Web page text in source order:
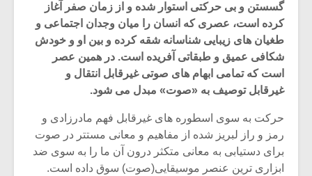
گسستن و بی حرکتی استوار شده و از زمان صفر آغاز
کرده است، عصری که انسان را میان وجدان اجتماعی و
طغیان های زیبایی شناسانه شقه کرده و بین او و خودش
شکافی عمیق و طبقاتی آفریده است. در همین عصر
است که تمامی ابهام های صوتی غیرقابل انتقال و
غیرقابل توصیف به «صوت» مبدل می شود.
حرکت به سوی اسطوره های غیرقابل فهم مادرزادی و
رمز و راز لبریز شده از مفاهیم و معانی مستتر در صوت
برای دستیابی به معانی متکثر درون آن ما را به سوی ضد
ابزاری ترین عنصر موسیقایی(صوت) سوق داده است.